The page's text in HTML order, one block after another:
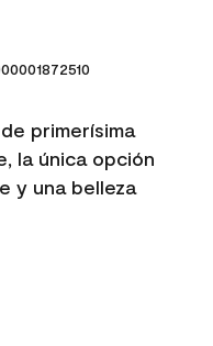
primerísima
la única opción
y una belleza